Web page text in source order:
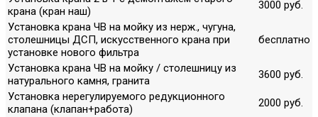
крана (кран наш)
3000 руб.
Установка крана ЧВ на мойку из нерж., чугуна,
столешницы ДСП, искусственного крана при
установке нового фильтра
бесплатно
Установка крана ЧВ на мойку / столешницу из
натурального камня, гранита
3600 руб.
Установка нерегулируемого редукционного
клапана (клапан+работа)
2000 руб.